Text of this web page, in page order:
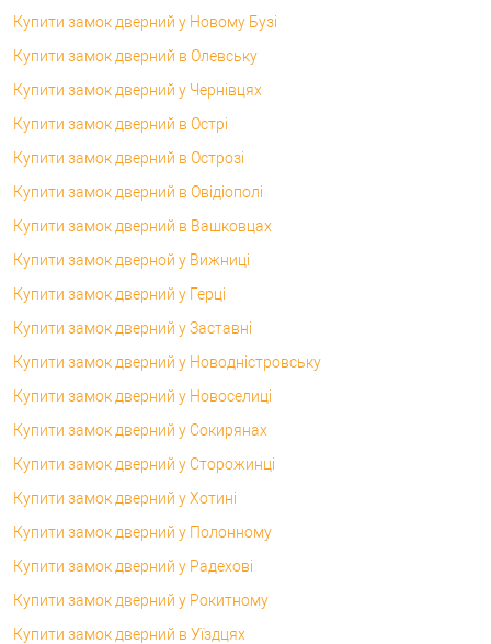
Купити замок дверний у Новому Бузі
Купити замок дверний в Олевську
Купити замок дверний у Чернівцях
Купити замок дверний в Острі
Купити замок дверний в Острозі
Купити замок дверний в Овідіополі
Купити замок дверний в Вашковцах
Купити замок дверной у Вижниці
Купити замок дверний у Герці
Купити замок дверний у Заставні
Купити замок дверний у Новодністровську
Купити замок дверний у Новоселиці
Купити замок дверний у Сокирянах
Купити замок дверний у Сторожинці
Купити замок дверний у Хотині
Купити замок дверний у Полонному
Купити замок дверний у Радехові
Купити замок дверний у Рокитному
Купити замок дверний в Уїздцях